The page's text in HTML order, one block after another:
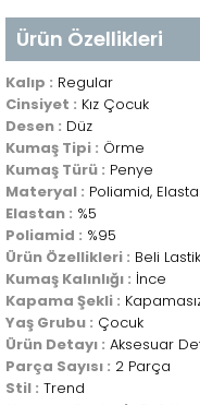
Ürün Özellikleri
Kalıp : Regular
Cinsiyet : Kız Çocuk
Desen : Düz
Kumaş Tipi : Örme
Kumaş Türü : Penye
Materyal : Poliamid,
Elastan : %5
Poliamid : %95
Ürün Özellikleri : Beli
Kumaş Kalınlığı : İnce
Kapama Şekli :
Yaş Grubu : Çocuk
Ürün Detayı : Aksesuar
Parça Sayısı : 2 Parça
Stil : Trend